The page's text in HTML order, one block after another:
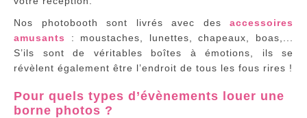
Nos photobooth sont livrés avec des accessoires
amusants
: moustaches, lunettes, chapeaux, boas,...
S’ils sont de véritables boîtes à émotions, ils se
révèlent également être l’endroit de tous les fous rires !
Pour quels types d’évènements louer une
borne photos ?